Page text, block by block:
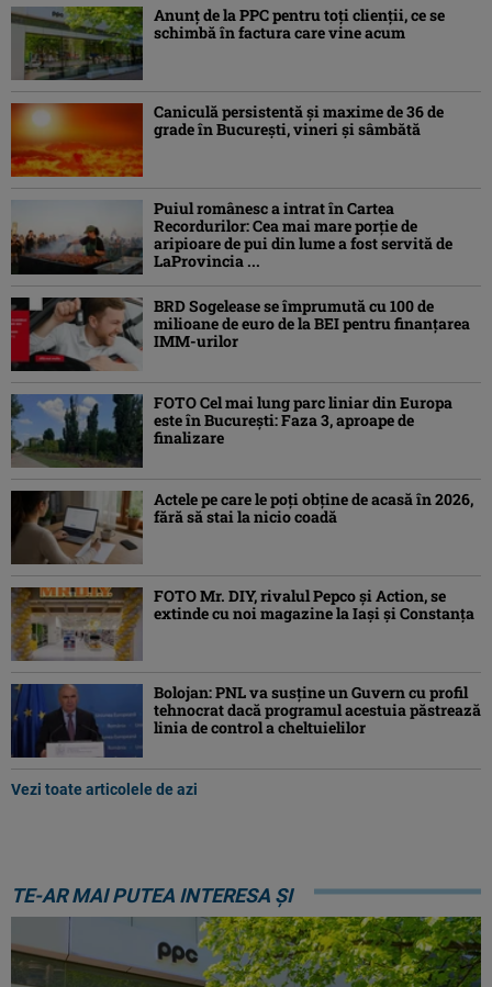
Anunț de la PPC pentru toți clienții, ce se
schimbă în factura care vine acum
Caniculă persistentă şi maxime de 36 de
grade în Bucureşti, vineri şi sâmbătă
Puiul românesc a intrat în Cartea
Recordurilor: Cea mai mare porție de
aripioare de pui din lume a fost servită de
LaProvincia ...
BRD Sogelease se împrumută cu 100 de
milioane de euro de la BEI pentru finanțarea
IMM-urilor
FOTO Cel mai lung parc liniar din Europa
este în București: Faza 3, aproape de
finalizare
Actele pe care le poți obține de acasă în 2026,
fără să stai la nicio coadă
FOTO Mr. DIY, rivalul Pepco și Action, se
extinde cu noi magazine la Iași și Constanța
Bolojan: PNL va susţine un Guvern cu profil
tehnocrat dacă programul acestuia păstrează
linia de control a cheltuielilor
Vezi toate articolele de azi
TE-AR MAI PUTEA INTERESA ȘI